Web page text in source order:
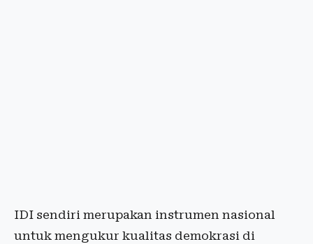
IDI sendiri merupakan instrumen nasional
untuk mengukur kualitas demokrasi di